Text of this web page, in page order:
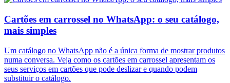
Cartões em carrossel no WhatsApp: o seu catálogo,
mais simples
Um catálogo no WhatsApp não é a única forma de mostrar produtos
numa conversa. Veja como os cartões em carrossel apresentam os
seus serviços em cartões que pode deslizar e quando podem
substituir o catálogo.